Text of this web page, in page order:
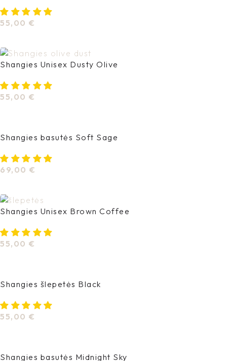
55,00 €
Shangies Unisex Dusty Olive
55,00 €
Shangies basutės Soft Sage
69,00 €
Shangies Unisex Brown Coffee
55,00 €
Shangies šlepetės Black
55,00 €
Shangies basutės Midnight Sky